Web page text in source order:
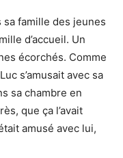
sa famille des jeunes
d’accueil. Un
écorchés. Comme
s’amusait avec sa
sa chambre en
que ça l’avait
amusé avec lui,